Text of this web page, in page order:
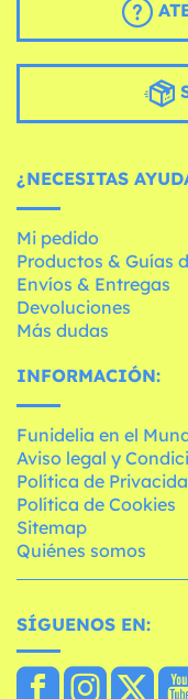
¿NECESITAS
Mi pedido
Productos & Guías
Envíos & Entregas
Devoluciones
Más dudas
INFORMACIÓN:
Funidelia en el
Aviso legal y
Política de
Política de Cookies
Sitemap
Quiénes somos
SÍGUENOS EN: